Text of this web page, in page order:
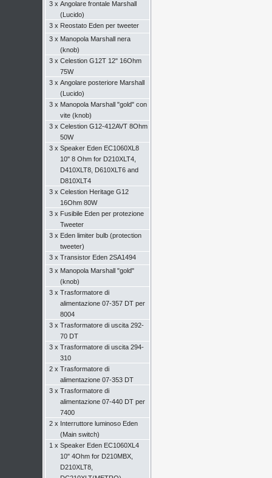
3 x Angolare frontale Marshall
(Lucido)
3 x Reostato Eden per tweeter
3 x Manopola Marshall nera
(knob)
3 x Celestion G12T 12" 16Ohm
75W
3 x Angolare posteriore Marshall
(Lucido)
3 x Manopola Marshall "gold" con
vite (knob)
3 x Celestion G12-412AVT 8Ohm
50W
3 x Speaker Eden EC1060XL8
10" 8 Ohm for D210XLT4,
D410XLT8, D610XLT6 and
D810XLT4
3 x Celestion Heritage G12
16Ohm 80W
3 x Fusibile Eden per protezione
Tweeter
3 x Eden limiter bulb (protection
tweeter)
3 x Transistor Eden 2SA1494
3 x Manopola Marshall "gold"
(knob)
3 x Trasformatore di
alimentazione 07-357 DT per
8004
3 x Trasformatore di uscita 292-
70 DT
3 x Trasformatore di uscita 294-
310
2 x Trasformatore di
alimentazione 07-353 DT
3 x Trasformatore di
alimentazione 07-440 DT per
7400
2 x Interruttore luminoso Eden
(Main switch)
1 x Speaker Eden EC1060XL4
10" 4Ohm for D210MBX,
D210XLT8,